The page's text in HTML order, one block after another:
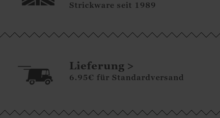
Strickware seit 1989
Lieferung
6.95€ für Standardversand